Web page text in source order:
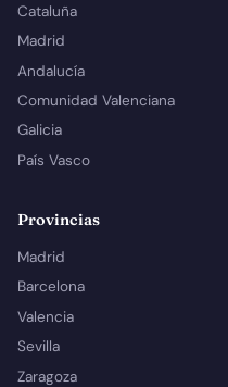
Cataluña
Madrid
Andalucía
Comunidad Valenciana
Galicia
País Vasco
Provincias
Madrid
Barcelona
Valencia
Sevilla
Zaragoza